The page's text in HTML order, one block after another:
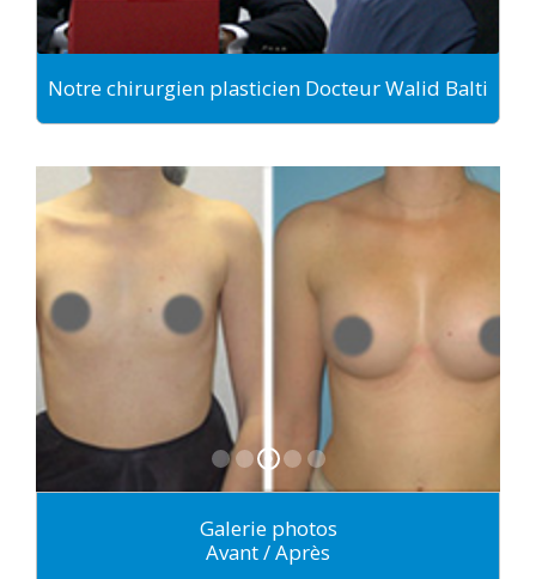
Notre chirurgien plasticien Docteur Walid Balti
Galerie photos
Avant / Après